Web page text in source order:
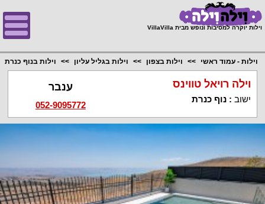
וילות יוקרה למסיבות ונופש מבית VillaVilla
וילות - עמוד ראשי וילות בצפון וילות בגליל עליון וילות בנוף כנרת
וילה רויאל טווינס
ישוב :נוף כנרת
ענבר
052-9095772